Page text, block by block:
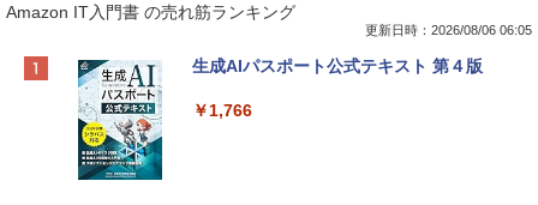
Apple 2026 MacBook Neo A18 Proチッ
e Intelligenceのために設計、Liquid Ret
Xbox プリペイドカード 10,000円 デジタ
ンラインコード]
Amazon IT入門書 の売れ筋ランキング
更新日時：2026/08/06 06:05
生成AIパスポート公式テキスト 第４版
￥1,766